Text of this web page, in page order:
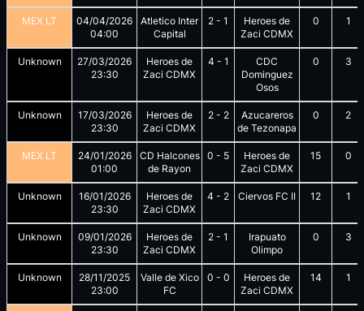
MEX LT
04/04/2026
04:00
Atletico Inter
Capital
2 - 1
Heroes de
Zaci CDMX
0 1
Unknown
27/03/2026
23:30
Heroes de
Zaci CDMX
4 - 1
CDC
Dominguez
Osos
0 3
Unknown
17/03/2026
23:30
Heroes de
Zaci CDMX
2- 2
Azucareros
de Tezonapa
0 2
MEX LT
24/01/2026
01:00
CD Halcones
de Rayon
0 - 5
Heroes de
Zaci CDMX
15 0
Unknown
16/01/2026
23:30
Heroes de
Zaci CDMX
4 - 2 Ciervos FC II 12 1
Unknown
09/01/2026
23:30
Heroes de
Zaci CDMX
2 - 1
Irapuato
Olimpo
0 3
Unknown
28/11/2025
23:00
Valle de Xico
FC
0 - 0
Heroes de
Zaci CDMX
14 1